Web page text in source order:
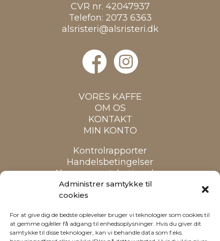
Administrer samtykke til
cookies
For at give dig de bedste oplevelser bruger vi teknologier som cookies til
at gemme og/eller få adgang til enhedsoplysninger. Hvis du giver dit
samtykke til disse teknologier, kan vi behandle data som f.eks.
CVR nr. 42047937
Telefon: 2073 6363
alsristeri@alsristeri.dk
VORES KAFFE
OM OS
KONTAKT
MIN KONTO
Kontrolrapporter
Handelsbetingelser
Abonnementsbetingelser
Cookiepolitik